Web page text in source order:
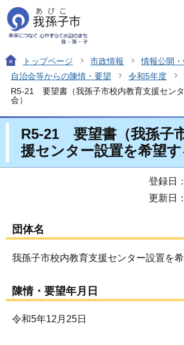
トップページ 市政情報
情報公開
自治会等からの陳情・要望
令和5年度
R5-21 要望書（我孫子市校内教育支援セン
会）
R5-21 要望書（我孫子
援センター設置を希望す
登録日
更新日
団体名
我孫子市校内教育支援センター設置を
陳情・要望年月日
令和5年12月25日